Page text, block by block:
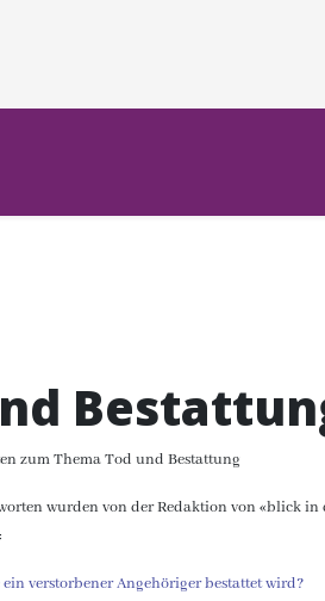
zum Thema Tod und Bestattung
wurden von der Redaktion von «blick in
ein verstorbener Angehöriger bestattet wird?